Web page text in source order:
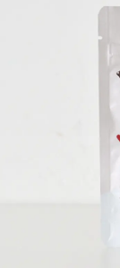
費期限 未開封の状
決めて、日光・高
っかりと早めにお
やぬるま湯で溶か
栄養素の吸収を補
を調整してくださ
ん白質：36.8%以上